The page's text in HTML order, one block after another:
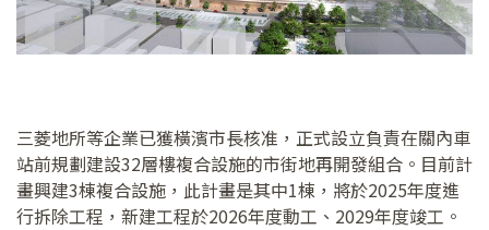
三菱地所等企業已獲橫濱市長核准，正式設立負責在關內車
站前規劃建設32層樓複合設施的市街地再開發組合。目前計
畫興建3棟複合設施，此計畫是其中1棟，將於2025年度進
行拆除工程，新建工程於2026年度動工、2029年度竣工。